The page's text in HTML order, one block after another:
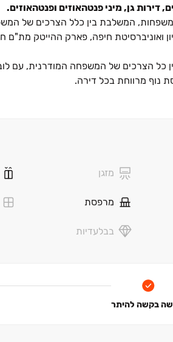
המשלבת בין כלל הצרכים של
ואוניברסיטת חיפה, פארק ההייטק מת"ם
כל הצרכים של המשפחה המודרנית, עם
נוף מרווחת בכל דירה.
/ רכבת ישראל
הקרובות לפארק לאומי עם טיילת
בלב הרובע
מזגן
מרפסת
בבלעדיות
בקשה להיתר